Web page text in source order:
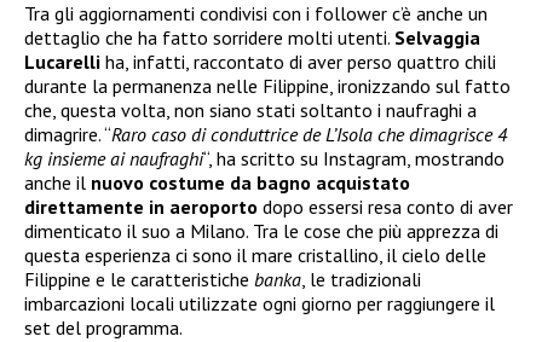
Tra gli aggiornamenti condivisi con i follower c’è anche un
dettaglio che ha fatto sorridere molti utenti. Selvaggia
Lucarelli ha, infatti, raccontato di aver perso quattro chili
durante la permanenza nelle Filippine, ironizzando sul fatto
che, questa volta, non siano stati soltanto i naufraghi a
dimagrire. “Raro caso di conduttrice de L’Isola che dimagrisce 4
kg insieme ai naufraghi“, ha scritto su Instagram, mostrando
anche il nuovo costume da bagno acquistato
direttamente in aeroporto dopo essersi resa conto di aver
dimenticato il suo a Milano. Tra le cose che più apprezza di
questa esperienza ci sono il mare cristallino, il cielo delle
Filippine e le caratteristiche banka, le tradizionali
imbarcazioni locali utilizzate ogni giorno per raggiungere il
set del programma.